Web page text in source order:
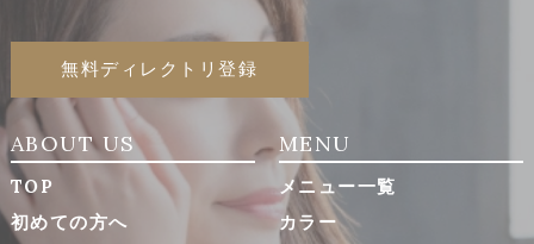
無料ディレクトリ登録
ABOUT US
TOP
初めての方へ
MENU
メニュー一覧
カラー